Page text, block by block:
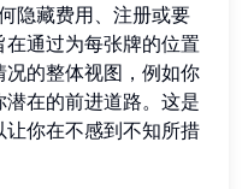
隐藏费用、注册或要
通过为每张牌的位置
的整体视图，例如你
在的前进道路。这是
你在不感到不知所措